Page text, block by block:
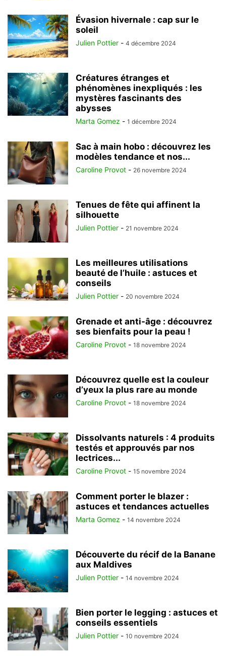
Évasion hivernale : cap sur le
soleil
Julien Pottier - 4 décembre 2024
Créatures étranges et
phénomènes inexpliqués : les
mystères fascinants des
abysses
Marta Gomez - 1 décembre 2024
Sac à main hobo : découvrez les
modèles tendance et nos...
Caroline Provot - 26 novembre 2024
Tenues de fête qui affinent la
silhouette
Julien Pottier - 21 novembre 2024
Les meilleures utilisations
beauté de l’huile : astuces et
conseils
Julien Pottier - 20 novembre 2024
Grenade et anti-âge : découvrez
ses bienfaits pour la peau !
Caroline Provot - 18 novembre 2024
Découvrez quelle est la couleur
d’yeux la plus rare au monde
Caroline Provot - 18 novembre 2024
Dissolvants naturels : 4 produits
testés et approuvés par nos
lectrices...
Caroline Provot - 15 novembre 2024
Comment porter le blazer :
astuces et tendances actuelles
Marta Gomez - 14 novembre 2024
Découverte du récif de la Banane
aux Maldives
Julien Pottier - 14 novembre 2024
Bien porter le legging : astuces et
conseils essentiels
Julien Pottier - 10 novembre 2024